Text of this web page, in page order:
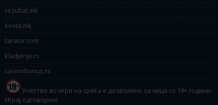
rezultat.mk
kvota.mk
taratur.com
kladjenje.rs
casinobonus.rs
Учество во игри на среќа е дозволено за лица со 18+ години.
Играј одговорно!